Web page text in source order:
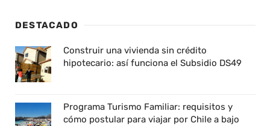
DESTACADO
Construir una vivienda sin crédito
hipotecario: así funciona el Subsidio DS49
Programa Turismo Familiar: requisitos y
cómo postular para viajar por Chile a bajo